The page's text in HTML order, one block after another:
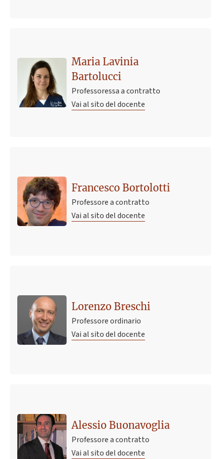
Maria Lavinia
Bartolucci
Professoressa a contratto
Vai al sito del docente
Francesco Bortolotti
Professore a contratto
Vai al sito del docente
Lorenzo Breschi
Professore ordinario
Vai al sito del docente
Alessio Buonavoglia
Professore a contratto
Vai al sito del docente